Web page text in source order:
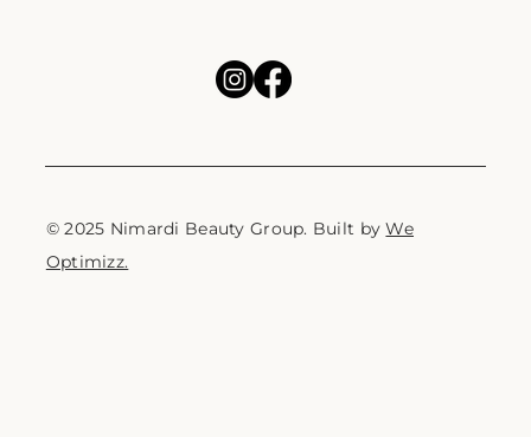
© 2025 Nimardi Beauty Group. Built byWe
Optimizz.